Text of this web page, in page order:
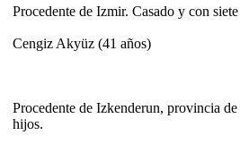
Procedente de Izmir. Casado y con
Cengiz Akyüz (41 años)
Procedente de Izkenderun, provincia
hijos.